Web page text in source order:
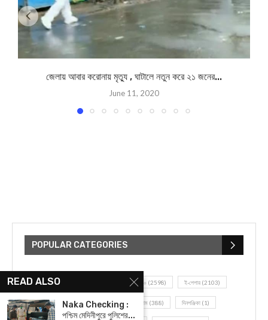
জেলায় আবার করোনায় মৃত্যু , ঘাটালে নতুন করে ২১ জনের...
June 11, 2020
POPULAR CATEGORIES
UNCATEGORIZED আজকের সেরা ১০ (2598) ই-পেপার (2103)
খেলাধূলো(5) জেলার খবর(602) ঝাড়গ্রাম (388) দিনপঞ্জিকা (1)
READ ALSO
Naka Checking :
পশ্চিম মেদিনীপুরে পুলিশের...